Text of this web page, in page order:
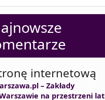
internetową
– Zakłady
na przestrzeni lat